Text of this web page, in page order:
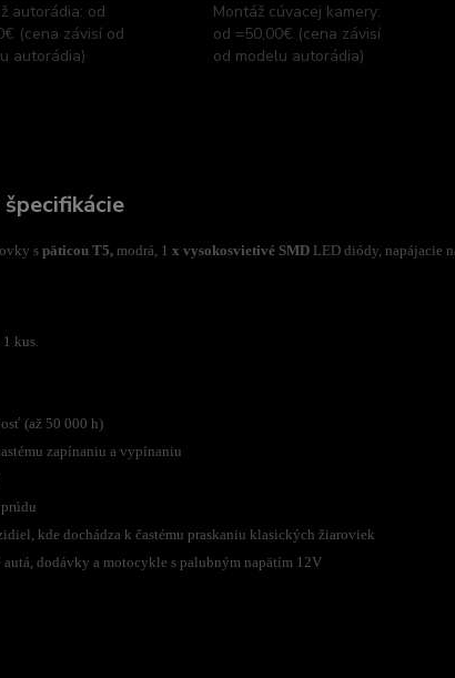
autorádia: od
(cena závisí od
autorádia)
Montáž cúvacej kamery:
od =50,00€ (cena závisí
od modelu autorádia)
s päticou T5,modrá, 1 x vysokosvietivé SMDLED diódy, napájacie
1 kus.
(až 50 000 h)
zapínaniu a vypínaniu
kde dochádza k častému praskaniu klasických žiaroviek
autá, dodávky a motocykle s palubným napätím 12V